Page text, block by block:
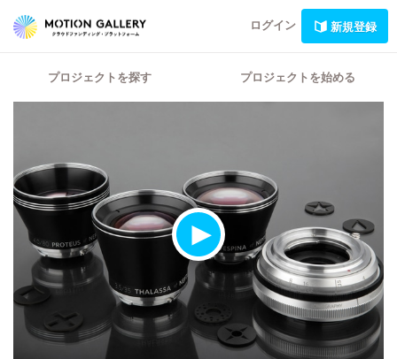
ログイン 新規登録
プロジェクトを探す プロジェクトを始める